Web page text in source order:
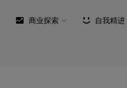
商业探索 自我精进